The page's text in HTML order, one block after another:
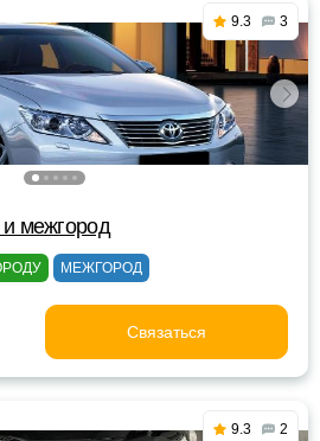
9.3 3
межгород
МЕЖГОРОД
Связаться
9.3 2